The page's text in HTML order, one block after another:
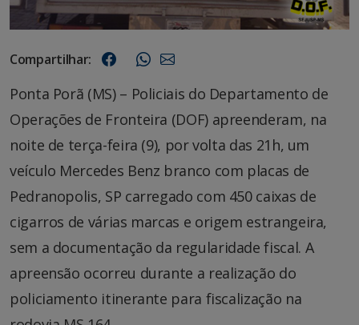
Compartilhar:
Ponta Porã (MS) – Policiais do Departamento de
Operações de Fronteira (DOF) apreenderam, na
noite de terça-feira (9), por volta das 21h, um
veículo Mercedes Benz branco com placas de
Pedranopolis, SP carregado com 450 caixas de
cigarros de várias marcas e origem estrangeira,
sem a documentação da regularidade fiscal. A
apreensão ocorreu durante a realização do
policiamento itinerante para fiscalização na